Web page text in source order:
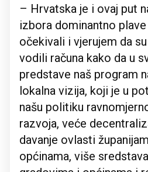
– Hrvatska je i ovaj put
izbora dominantno
očekivali i vjerujem da
vodili računa kako da u
predstave naš program
lokalna vizija, koji je u
našu politiku
razvoja, veće
davanje ovlasti
općinama, više